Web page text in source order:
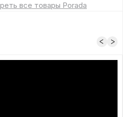
все товары Porada